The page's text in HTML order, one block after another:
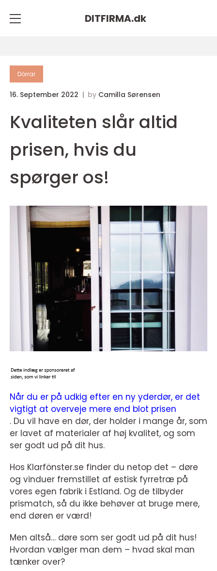
DITFIRMA.dk
Dörrar
16. September 2022 by Camilla Sørensen
Kvaliteten slår altid
prisen, hvis du
spørger os!
Når du er på udkig efter en ny yderdør, er det
vigtigt at overveje mere end blot prisen
. Du vil have en dør, der holder i mange år, som
er lavet af materialer af høj kvalitet, og som
ser godt ud på dit hus.
Hos Klarfönster.se finder du netop det – døre
og vinduer fremstillet af estisk fyrretræ på
vores egen fabrik i Estland. Og de tilbyder
prismatch, så du ikke behøver at bruge mere,
end døren er værd!
Men altså… døre som ser godt ud på dit hus!
Hvordan vælger man dem – hvad skal man
tænker over?